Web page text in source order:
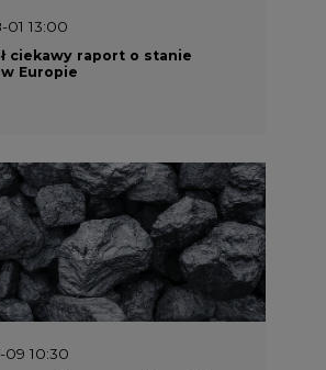
01 13:00
ciekawy raport o stanie
Europie
09 10:30